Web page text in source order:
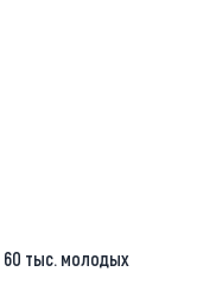
60 тыс. молодых